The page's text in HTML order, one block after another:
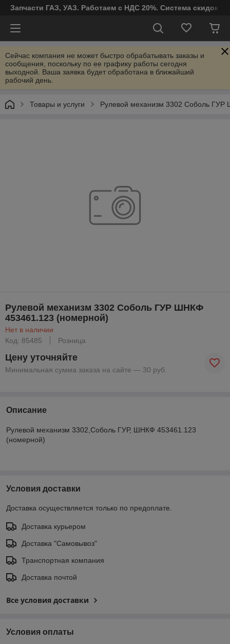
Запчасти ГАЗ, УАЗ. Работаем с НДС 20%. Система скидок
Сейчас компания не может быстро обрабатывать заказы и
сообщения, поскольку по ее графику работы сегодня
выходной. Ваша заявка будет обработана в ближайший
рабочий день.
Товары и услуги Рулевой механизм 3302 Соболь
Рулевой механизм 3302 Соболь ГУР ШНКФ
453461.123 (номерной)
Нет в наличии
Код: 85485
Розница
Цену уточняйте
Минимальная сумма заказа на сайте — 30 руб.
Описание
Рулевой механизм 3302,Соболь ГУР, ШНКФ 453461.123
(номерной)
Условия доставки
Доставка осуществляется только по предоплате.
Доставка курьером
Доставка "Самовывоз"
Транспортная компания
Доставка почтой
Все условия доставки
Условия оплаты